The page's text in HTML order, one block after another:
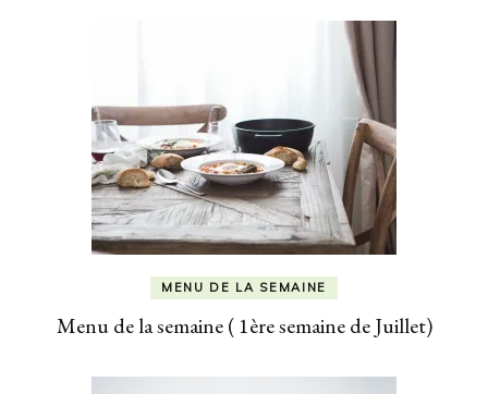
MENU DE LA SEMAINE
Menu de la semaine ( 1ère semaine de Juillet)